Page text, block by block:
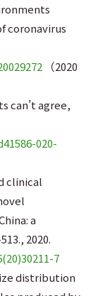
coronavirus
（2020
can’t agree,
020-
clinical
a
2020.
7
distribution